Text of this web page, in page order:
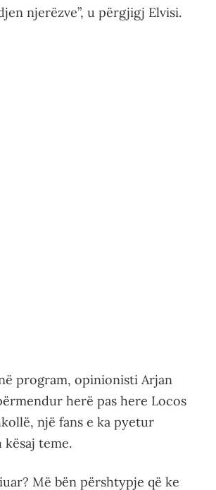
njerëzve”, u përgjigj Elvisi.
program, opinionisti Arjan
herë pas here Locos
një fans e ka pyetur
teme.
Më bën përshtypje që ke